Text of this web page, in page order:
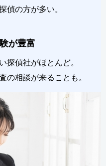
偵の方が多い。
が豊富
探偵社がほとんど。
の相談が来ることも。